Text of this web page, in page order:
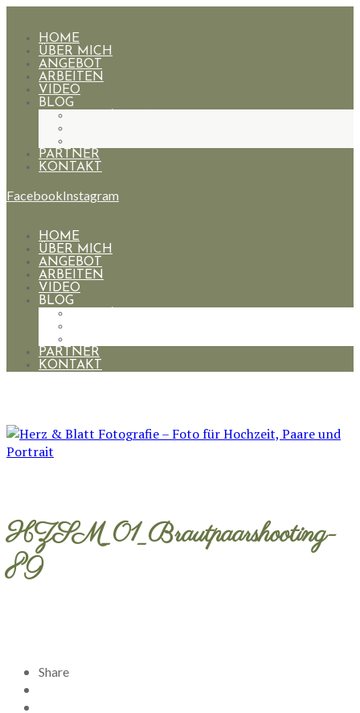
HOME
ÜBER MICH
ANGEBOT
ARBEITEN
VIDEO
BLOG
PARTNER
KONTAKT
FacebookInstagram
HOME
ÜBER MICH
ANGEBOT
ARBEITEN
VIDEO
BLOG
PARTNER
KONTAKT
HZSM_01_Brautpaarshooting-
89
Share